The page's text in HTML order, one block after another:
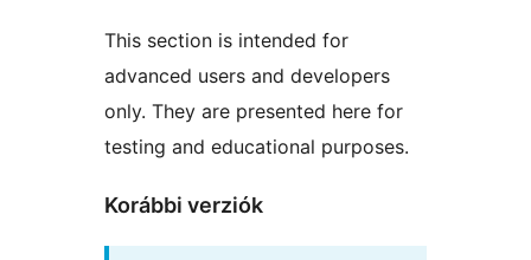
This section is intended for
advanced users and developers
only. They are presented here for
testing and educational purposes.
Korábbi verziók